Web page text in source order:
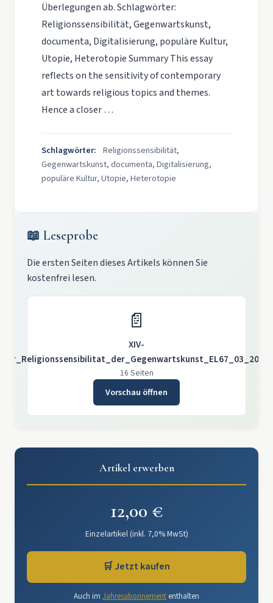
Überlegungen ab. Schlagwörter:
Religionssensibilität, Gegenwartskunst,
documenta, Digitalisierung, populäre Kultur,
Utopie, Heterotopie Summary This essay
reflects on the sensitivity of contemporary
art towards religious topics and themes.
Hence a closer …
Schlagwörter: Religionssensibilität,
Gegenwartskunst, documenta, Digitalisierung,
populäre Kultur, Utopie, Heterotopie
📖 Leseprobe
Die ersten Seiten dieses Artikels können Sie
kostenfrei lesen.
📄
XIV-
16 Seiten
Vorschau öffnen
Artikel erwerben
12,00 €
Einzelartikel (inkl. 7,0% MwSt)
🛒 Jetzt kaufen
Auch im Jahresabonnement enthalten